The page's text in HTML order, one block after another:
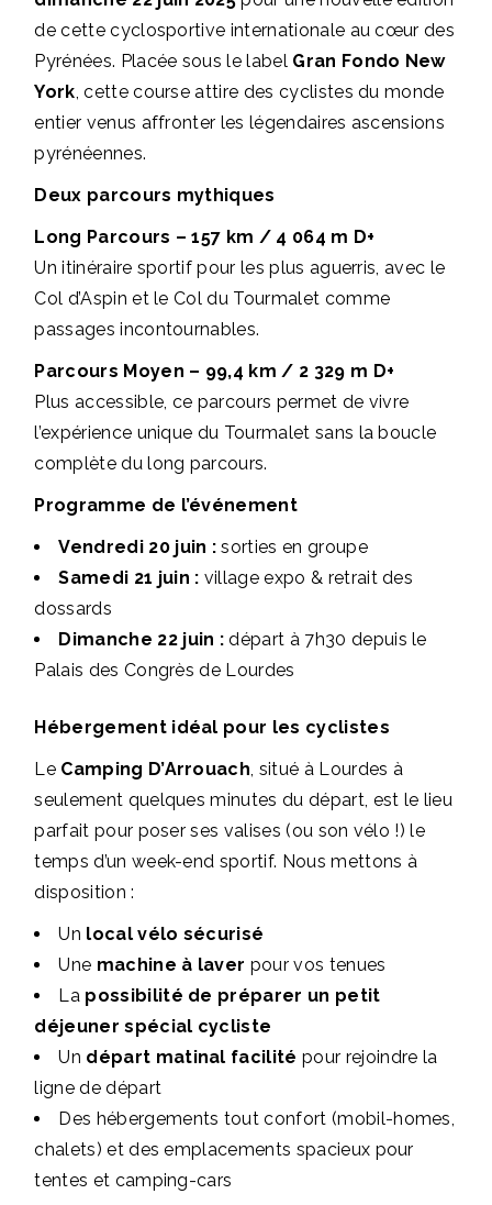
de cette cyclosportive internationale au cœur des
Pyrénées. Placée sous le label Gran Fondo New
York, cette course attire des cyclistes du monde
entier venus affronter les légendaires ascensions
pyrénéennes.
Deux parcours mythiques
Long Parcours – 157 km / 4 064 m D+
Un itinéraire sportif pour les plus aguerris, avec le
Col d’Aspin et le Col du Tourmalet comme
passages incontournables.
Parcours Moyen – 99,4 km / 2 329 m D+
Plus accessible, ce parcours permet de vivre
l’expérience unique du Tourmalet sans la boucle
complète du long parcours.
Programme de l’événement
Vendredi 20 juin : sorties en groupe
Samedi 21 juin : village expo & retrait des
dossards
Dimanche 22 juin : départ à 7h30 depuis le
Palais des Congrès de Lourdes
Hébergement idéal pour les cyclistes
Le Camping D’Arrouach, situé à Lourdes à
seulement quelques minutes du départ, est le lieu
parfait pour poser ses valises (ou son vélo !) le
temps d’un week-end sportif. Nous mettons à
disposition :
Un local vélo sécurisé
Une machine à laver pour vos tenues
La possibilité de préparer un petit
déjeuner spécial cycliste
Un départ matinal facilité pour rejoindre la
ligne de départ
Des hébergements tout confort (mobil-homes,
chalets) et des emplacements spacieux pour
tentes et camping-cars